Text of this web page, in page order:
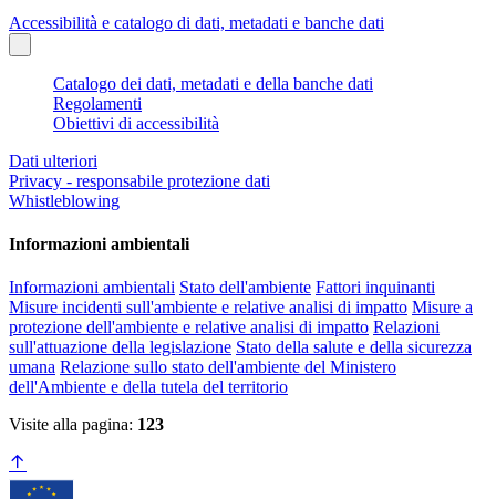
Accessibilità e catalogo di dati, metadati e banche dati
Catalogo dei dati, metadati e della banche dati
Regolamenti
Obiettivi di accessibilità
Dati ulteriori
Privacy - responsabile protezione dati
Whistleblowing
Informazioni ambientali
Informazioni ambientali Stato dell'ambiente Fattori inquinanti
Misure incidenti sull'ambiente e relative analisi di impatto Misure a
protezione dell'ambiente e relative analisi di impatto Relazioni
sull'attuazione della legislazione Stato della salute e della sicurezza
umana Relazione sullo stato dell'ambiente del Ministero
dell'Ambiente e della tutela del territorio
Visite alla pagina: 123